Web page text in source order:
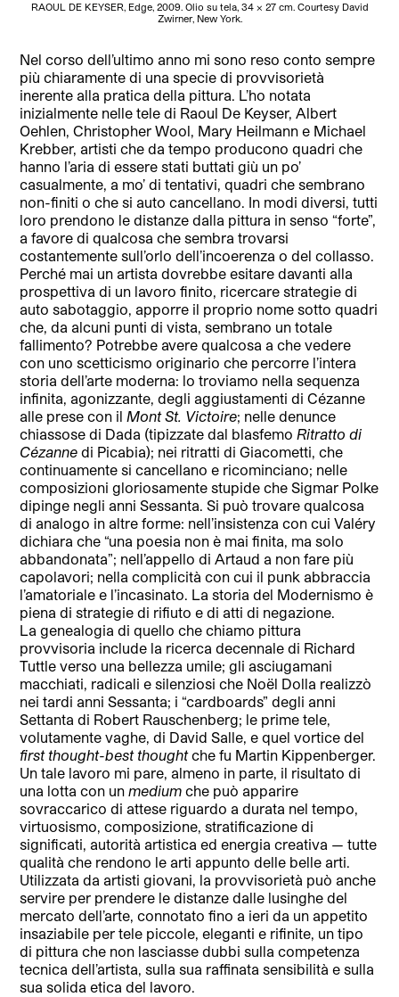
RAOUL DE KEYSER, Edge, 2009. Olio su tela, 34 x 27 cm. Courtesy David
Zwirner, New York.
Nel corso dell’ultimo anno mi sono reso conto sempre
più chiaramente di una specie di provvisorietà
inerente alla pratica della pittura. L’ho notata
inizialmente nelle tele di Raoul De Keyser, Albert
Oehlen, Christopher Wool, Mary Heilmann e Michael
Krebber, artisti che da tempo producono quadri che
hanno l’aria di essere stati buttati giù un po’
casualmente, a mo’ di tentativi, quadri che sembrano
non-finiti o che si auto cancellano. In modi diversi, tutti
loro prendono le distanze dalla pittura in senso “forte”,
a favore di qualcosa che sembra trovarsi
costantemente sull’orlo dell’incoerenza o del collasso.
Perché mai un artista dovrebbe esitare davanti alla
prospettiva di un lavoro finito, ricercare strategie di
auto sabotaggio, apporre il proprio nome sotto quadri
che, da alcuni punti di vista, sembrano un totale
fallimento? Potrebbe avere qualcosa a che vedere
con uno scetticismo originario che percorre l’intera
storia dell’arte moderna: lo troviamo nella sequenza
infinita, agonizzante, degli aggiustamenti di Cézanne
alle prese con ilMont St. Victoire; nelle denunce
chiassose di Dada (tipizzate dal blasfemoRitratto di
Cézanne di Picabia); nei ritratti di Giacometti, che
continuamente si cancellano e ricominciano; nelle
composizioni gloriosamente stupide che Sigmar Polke
dipinge negli anni Sessanta. Si può trovare qualcosa
di analogo in altre forme: nell’insistenza con cui Valéry
dichiara che “una poesia non è mai finita, ma solo
abbandonata”; nell’appello di Artaud a non fare più
capolavori; nella complicità con cui il punk abbraccia
l’amatoriale e l’incasinato. La storia del Modernismo è
piena di strategie di rifiuto e di atti di negazione.
La genealogia di quello che chiamo pittura
provvisoria include la ricerca decennale di Richard
Tuttle verso una bellezza umile; gli asciugamani
macchiati, radicali e silenziosi che Noël Dolla realizzò
nei tardi anni Sessanta; i “cardboards” degli anni
Settanta di Robert Rauschenberg; le prime tele,
volutamente vaghe, di David Salle, e quel vortice del
first thought-best thoughtche fu Martin Kippenberger.
Un tale lavoro mi pare, almeno in parte, il risultato di
una lotta con unmedium che può apparire
sovraccarico di attese riguardo a durata nel tempo,
virtuosismo, composizione, stratificazione di
significati, autorità artistica ed energia creativa — tutte
qualità che rendono le arti appunto delle belle arti.
Utilizzata da artisti giovani, la provvisorietà può anche
servire per prendere le distanze dalle lusinghe del
mercato dell’arte, connotato fino a ieri da un appetito
insaziabile per tele piccole, eleganti e rifinite, un tipo
di pittura che non lasciasse dubbi sulla competenza
tecnica dell’artista, sulla sua raffinata sensibilità e sulla
sua solida etica del lavoro.